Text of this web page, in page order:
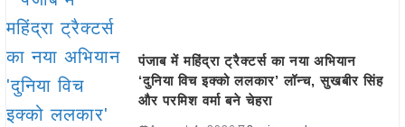
पंजाब में महिंद्रा ट्रैक्टर्स का नया अभियान
‘दुनिया विच इक्को ललकार’ लॉन्च, सुखबीर सिंह
और परमिश वर्मा बने चेहरा